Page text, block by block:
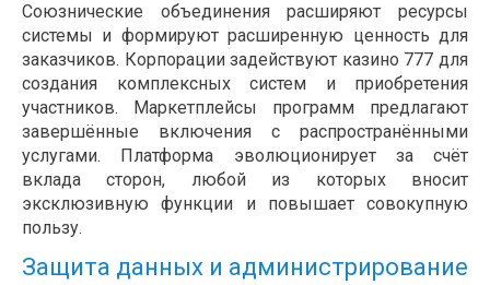
Союзнические объединения расширяют ресурсы
системы и формируют расширенную ценность для
заказчиков. Корпорации задействуют казино 777 для
создания комплексных систем и приобретения
участников. Маркетплейсы программ предлагают
завершённые включения с распространёнными
услугами. Платформа эволюционирует за счёт
вклада сторон, любой из которых вносит
эксклюзивную функции и повышает совокупную
пользу.
Защита данных и администрирование